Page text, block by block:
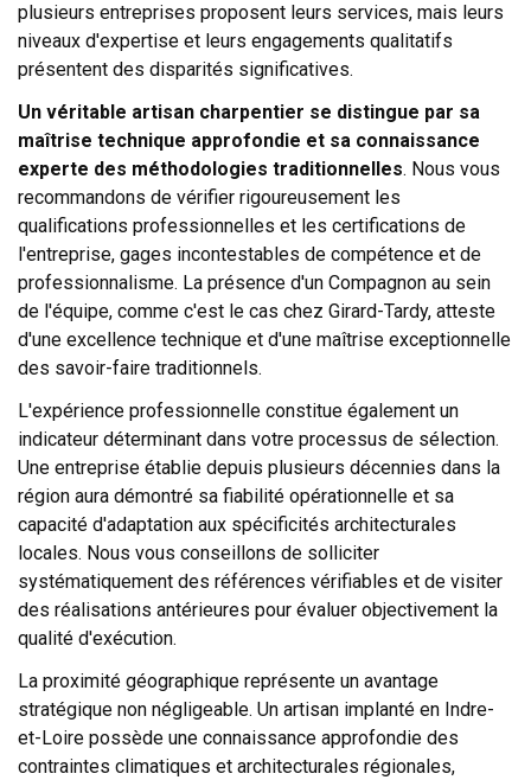
plusieurs entreprises proposent leurs services, mais leurs
niveaux d'expertise et leurs engagements qualitatifs
présentent des disparités significatives.
Un véritable artisan charpentier se distingue par sa
maîtrise technique approfondie et sa connaissance
experte des méthodologies traditionnelles. Nous vous
recommandons de vérifier rigoureusement les
qualifications professionnelles et les certifications de
l'entreprise, gages incontestables de compétence et de
professionnalisme. La présence d'un Compagnon au sein
de l'équipe, comme c'est le cas chez Girard-Tardy, atteste
d'une excellence technique et d'une maîtrise exceptionnelle
des savoir-faire traditionnels.
L'expérience professionnelle constitue également un
indicateur déterminant dans votre processus de sélection.
Une entreprise établie depuis plusieurs décennies dans la
région aura démontré sa fiabilité opérationnelle et sa
capacité d'adaptation aux spécificités architecturales
locales. Nous vous conseillons de solliciter
systématiquement des références vérifiables et de visiter
des réalisations antérieures pour évaluer objectivement la
qualité d'exécution.
La proximité géographique représente un avantage
stratégique non négligeable. Un artisan implanté en Indre-
et-Loire possède une connaissance approfondie des
contraintes climatiques et architecturales régionales,